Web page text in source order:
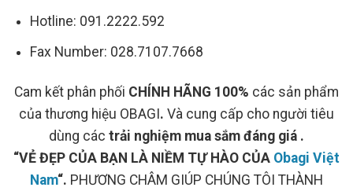
Hotline: 091.2222.592
Fax Number: 028.7107.7668
Cam kết phân phối CHÍNH HÃNG 100% các sản phẩm
của thương hiệu OBAGI. Và cung cấp cho người tiêu
dùng các trải nghiệm mua sắm đáng giá .
“VẺ ĐẸP CỦA BẠN LÀ NIỀM TỰ HÀO CỦA Obagi Việt
Nam“. PHƯƠNG CHÂM GIÚP CHÚNG TÔI THÀNH